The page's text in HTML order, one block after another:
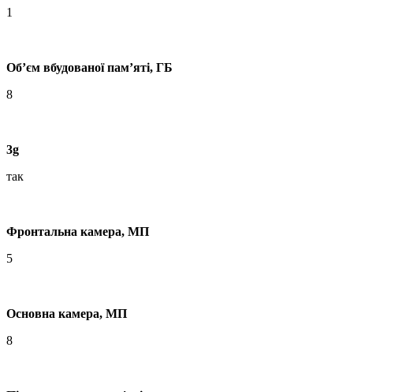
1
Об’єм вбудованої пам’яті, ГБ
8
3g
так
Фронтальна камера, МП
5
Основна камера, МП
8